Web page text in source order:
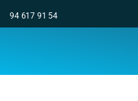
94 617 91 54